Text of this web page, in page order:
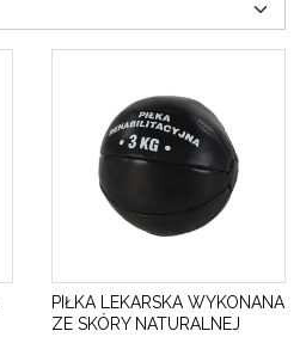
PIŁKA LEKARSKA WYKONANA
ZE SKÓRY NATURALNEJ